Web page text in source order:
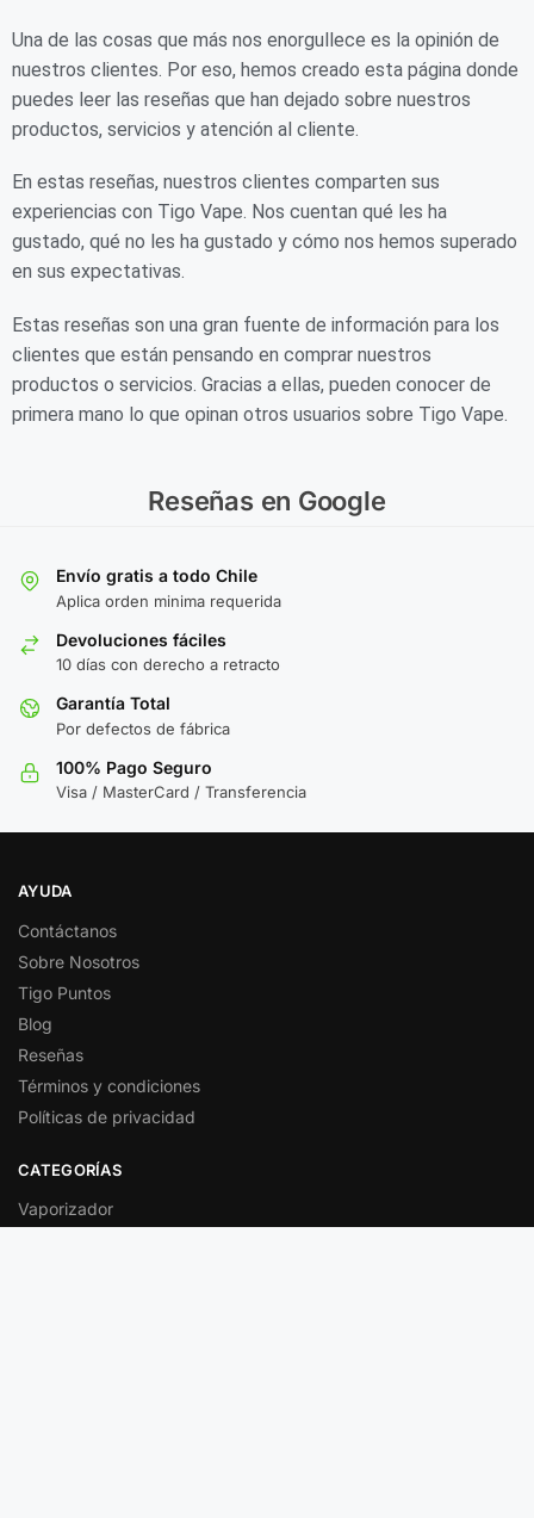
Una de las cosas que más nos enorgullece es la opinión de
nuestros clientes. Por eso, hemos creado esta página donde
puedes leer las reseñas que han dejado sobre nuestros
productos, servicios y atención al cliente.
En estas reseñas, nuestros clientes comparten sus
experiencias con Tigo Vape. Nos cuentan qué les ha
gustado, qué no les ha gustado y cómo nos hemos superado
en sus expectativas.
Estas reseñas son una gran fuente de información para los
clientes que están pensando en comprar nuestros
productos o servicios. Gracias a ellas, pueden conocer de
primera mano lo que opinan otros usuarios sobre Tigo Vape.
Reseñas en Google
Envío gratis a todo Chile
Aplica orden minima requerida
Devoluciones fáciles
10 días con derecho a retracto
Garantía Total
Por defectos de fábrica
100% Pago Seguro
Visa / MasterCard / Transferencia
AYUDA
Contáctanos
Sobre Nosotros
Tigo Puntos
Blog
Reseñas
Términos y condiciones
Políticas de privacidad
CATEGORÍAS
Vaporizador